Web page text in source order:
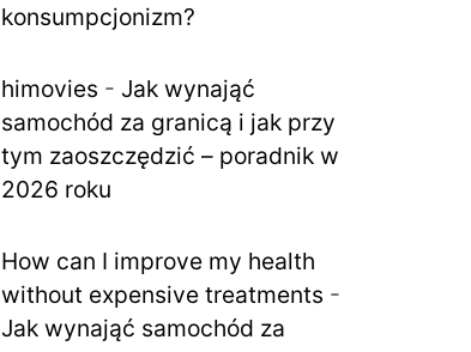
konsumpcjonizm?
himovies - Jak wynająć
samochód za granicą i jak przy
tym zaoszczędzić – poradnik w
2026 roku
How can I improve my health
without expensive treatments -
Jak wynająć samochód za